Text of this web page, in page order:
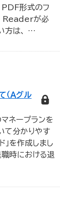
形式のフ
Readerが必
は、
…
（Ａグル
ネープランを
て分かりやす
」を作成しまし
職時における退